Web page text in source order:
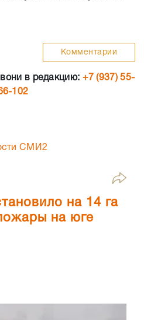
Комментарии
в редакцию: +7 (937) 55-
102
СМИ2
на 14 га
на юге